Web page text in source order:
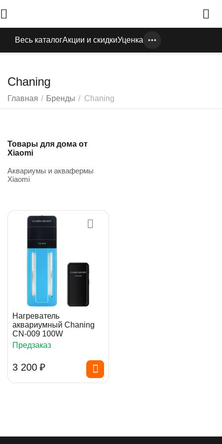
Весь каталогАкции и скидкиУценка
Chaning
Главная / Бренды / Chaning
Товары для дома от
Xiaomi
Аквариумы и аквафермы
Xiaomi
Нагреватель
аквариумный Chaning
CN-009 100W
Предзаказ
3 200 ₽